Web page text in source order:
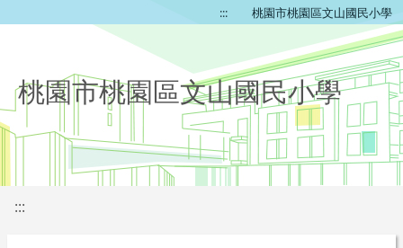
::: 桃園市桃園區文山國民小學
桃園市桃園區文山國民小學
:::